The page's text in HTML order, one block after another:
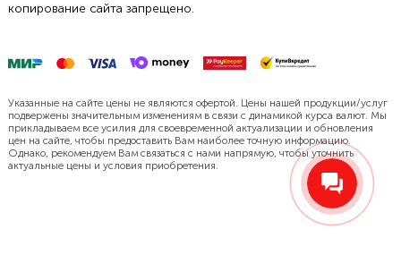
копирование сайта запрещено.
Указанные на сайте цены не являются офертой. Цены нашей продукции/услуг
подвержены значительным изменениям в связи с динамикой курса валют. Мы
прикладываем все усилия для своевременной актуализации и обновления
цен на сайте, чтобы предоставить Вам наиболее точную информацию.
Однако, рекомендуем Вам связаться с нами напрямую, чтобы уточнить
актуальные цены и условия приобретения.